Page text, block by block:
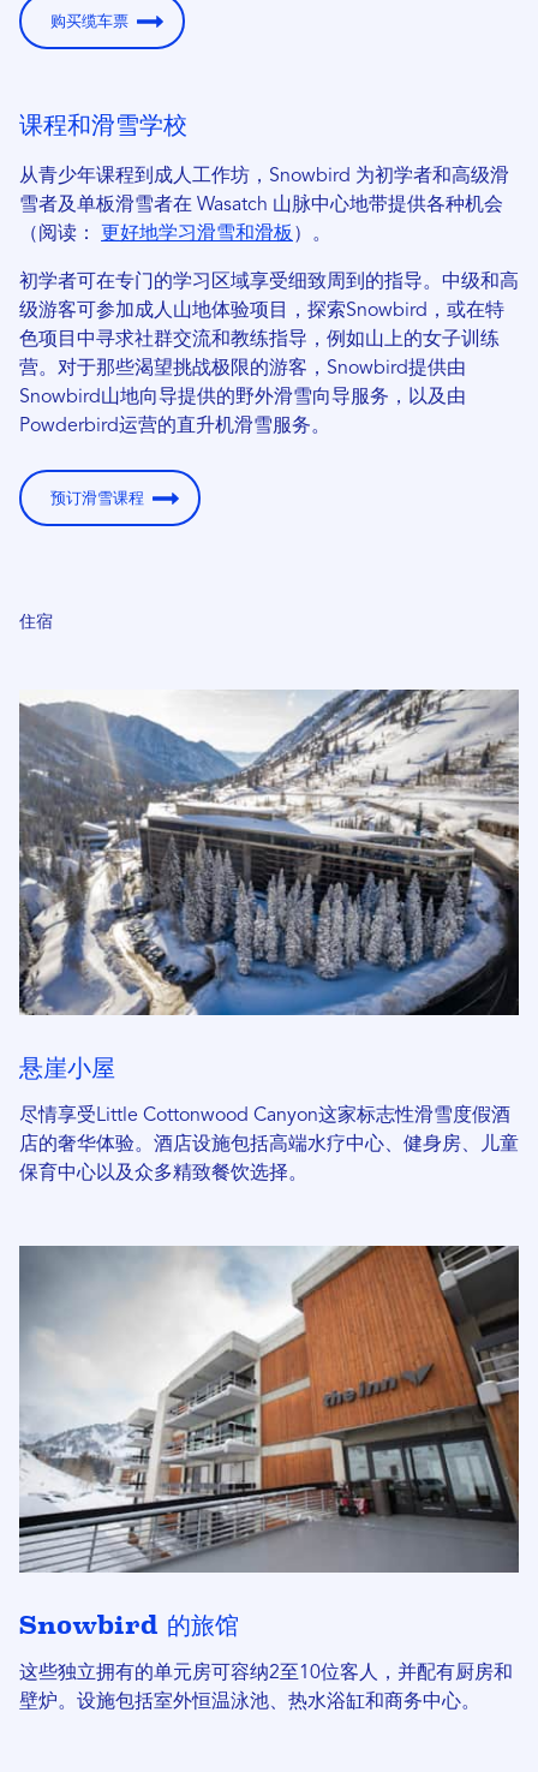
购买缆车票
课程和滑雪学校
从青少年课程到成人工作坊，Snowbird 为初学者和高级滑
雪者及单板滑雪者在 Wasatch 山脉中心地带提供各种机会
（阅读：
更好地学习滑雪和滑板 ）。
初学者可在专门的学习区域享受细致周到的指导。中级和高
级游客可参加成人山地体验项目，探索Snowbird，或在特
色项目中寻求社群交流和教练指导，例如山上的女子训练
营。对于那些渴望挑战极限的游客，Snowbird提供由
Snowbird山地向导提供的野外滑雪向导服务，以及由
Powderbird运营的直升机滑雪服务。
预订滑雪课程
住宿
悬崖小屋
尽情享受Little Cottonwood Canyon这家标志性滑雪度假酒
店的奢华体验。酒店设施包括高端水疗中心、健身房、儿童
保育中心以及众多精致餐饮选择。
Snowbird 的旅馆
这些独立拥有的单元房可容纳2至10位客人，并配有厨房和
壁炉。设施包括室外恒温泳池、热水浴缸和商务中心。